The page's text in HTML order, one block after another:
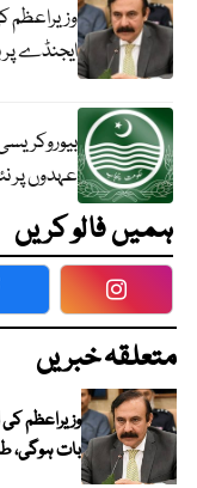
وزیراعظم
ایجنڈے
عہدوں پر
ہمیں فالو کریں
متعلقہ خبریں
وزیراعظم
بات ہوگی،